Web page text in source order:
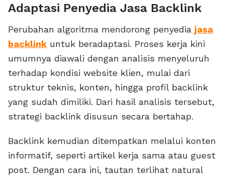
Adaptasi Penyedia Jasa Backlink
Perubahan algoritma mendorong penyedia jasa
backlink untuk beradaptasi. Proses kerja kini
umumnya diawali dengan analisis menyeluruh
terhadap kondisi website klien, mulai dari
struktur teknis, konten, hingga profil backlink
yang sudah dimiliki. Dari hasil analisis tersebut,
strategi backlink disusun secara bertahap.
Backlink kemudian ditempatkan melalui konten
informatif, seperti artikel kerja sama atau guest
post. Dengan cara ini, tautan terlihat natural